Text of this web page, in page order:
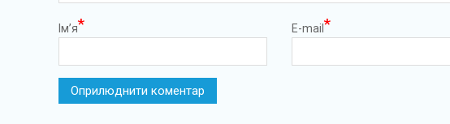
Ім’я* E-mail *